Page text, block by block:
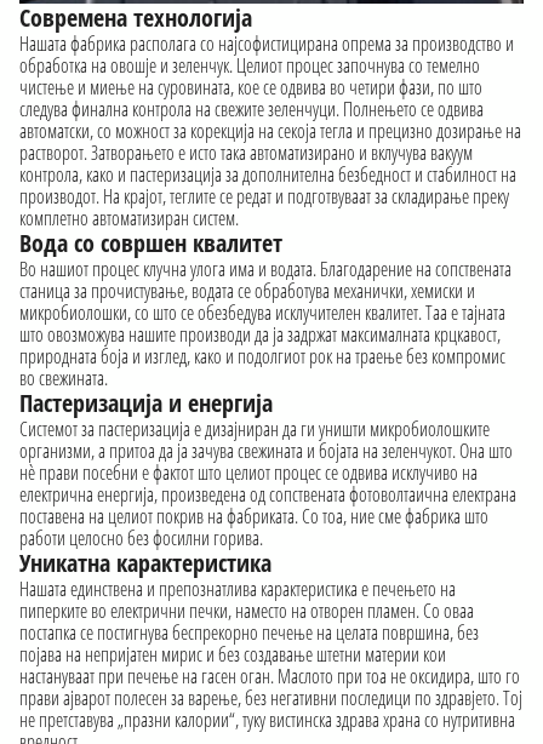
Современа технологија
Нашата фабрика располага со најсофистицирана опрема за производство и
обработка на овошје и зеленчук. Целиот процес започнува со темелно
чистење и миење на суровината, кое се одвива во четири фази, по што
следува финална контрола на свежите зеленчуци. Полнењето се одвива
автоматски, со можност за корекција на секоја тегла и прецизно дозирање на
растворот. Затворањето е исто така автоматизирано и вклучува вакуум
контрола, како и пастеризација за дополнителна безбедност и стабилност на
производот. На крајот, теглите се редат и подготвуваат за складирање преку
комплетно автоматизиран систем.
Вода со совршен квалитет
Во нашиот процес клучна улога има и водата. Благодарение на сопствената
станица за прочистување, водата се обработува механички, хемиски и
микробиолошки, со што се обезбедува исклучителен квалитет. Таа е тајната
што овозможува нашите производи да ја задржат максималната крцкавост,
природната боја и изглед, како и подолгиот рок на траење без компромис
во свежината.
Пастеризација и енергија
Системот за пастеризација е дизајниран да ги уништи микробиолошките
организми, а притоа да ја зачува свежината и бојата на зеленчукот. Она што
нè прави посебни е фактот што целиот процес се одвива исклучиво на
електрична енергија, произведена од сопствената фотоволтаична електрана
поставена на целиот покрив на фабриката. Со тоа, ние сме фабрика што
работи целосно без фосилни горива.
Уникатна карактеристика
Нашата единствена и препознатлива карактеристика е печењето на
пиперките во електрични печки, наместо на отворен пламен. Со оваа
постапка се постигнува беспрекорно печење на целата површина, без
појава на непријатен мирис и без создавање штетни материи кои
настануваат при печење на гасен оган. Маслото при тоа не оксидира, што го
прави ајварот полесен за варење, без негативни последици по здравјето. Тој
не претставува „празни калории“, туку вистинска здрава храна со нутритивна